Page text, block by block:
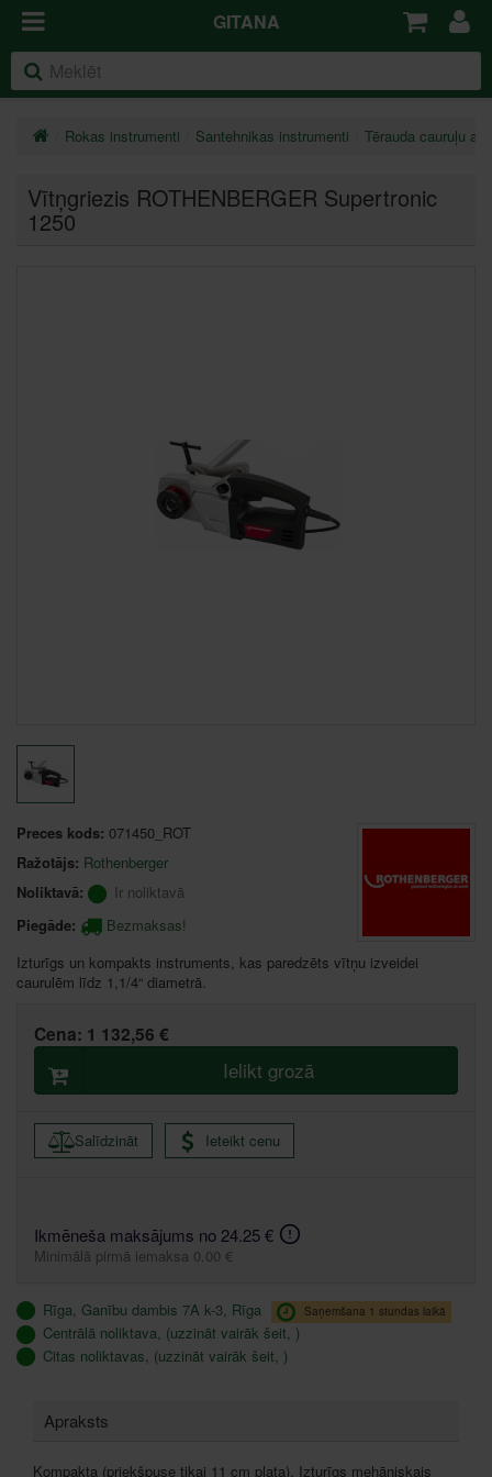
GITANA
Rokas instrumenti Santehnikas instrumenti Tērauda cauruļu
Vītņgriezis ROTHENBERGER Supertronic
1250
Preces kods: 071450_ROT
Ražotājs: Rothenberger
Noliktavā:
Ir noliktavā
Piegāde:
Bezmaksas!
Izturīgs un kompakts instruments, kas paredzēts vītņu izveidei
caurulēm līdz 1,1/4“ diametrā.
Cena: 1 132,56 €
Ielikt grozā
Salīdzināt Ieteikt cenu
Ikmēneša maksājums no 24.25 €
Minimālā pirmā iemaksa 0.00 €
Rīga, Ganību dambis 7A k-3, Rīga Saņemšana 1 stundas laikā
Centrālā noliktava, (uzzināt vairāk šeit, )
Citas noliktavas, (uzzināt vairāk šeit, )
Apraksts
Kompakta (priekšpuse tikai 11 cm plata). Izturīgs mehāniskais